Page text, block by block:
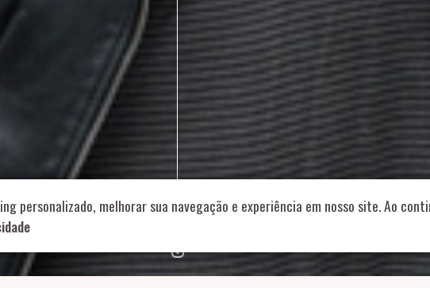
– Vila Romana, São Paulo – SP 55 11 99178-5848 |
Role para continar
personalizado, melhorar sua navegação e experiência em nosso site. Ao